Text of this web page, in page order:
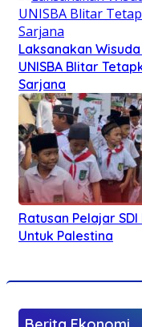
Laksanakan
UNISBA Blitar
Sarjana
Ratusan Pelajar
Untuk Palestina